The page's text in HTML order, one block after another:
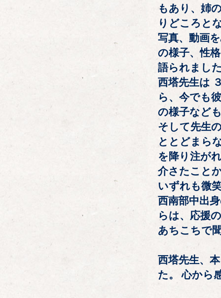
もあり、姉
りどころと
写真、動画
の様子、性
語られまし
西塔先生は
ら、今でも
の様子など
そして先生
ととどまら
を降り注が
介さたこと
いずれも微
西南部中出
らは、応援
あちこちで
西塔先生、
た。 心から